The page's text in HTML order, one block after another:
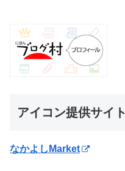
アイコン提供サイト
なかよしMarket